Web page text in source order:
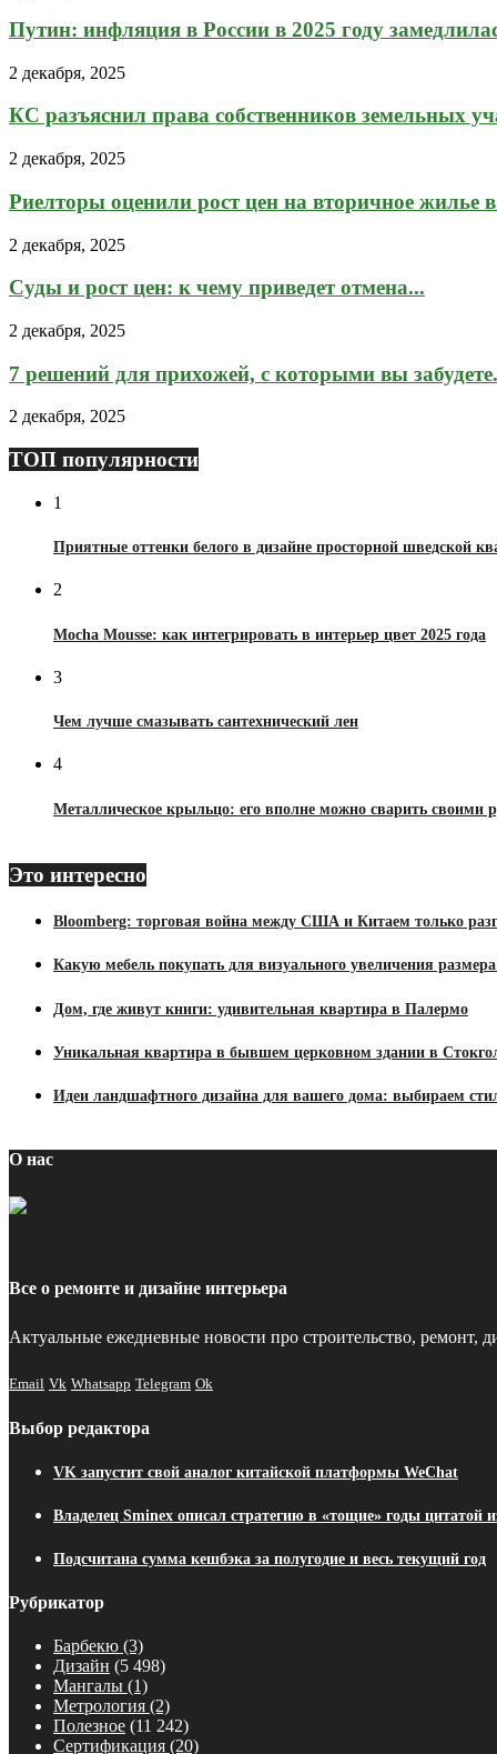
Путин: инфляция в России в 2025 году
2 декабря, 2025
КС разъяснил права собственников земельных
2 декабря, 2025
Риелторы оценили рост цен на вторичное жилье
2 декабря, 2025
Суды и рост цен: к чему приведет отмена...
2 декабря, 2025
7 решений для прихожей, с которыми вы
2 декабря, 2025
ТОП популярности
1
Приятные оттенки белого в дизайне просторной шведской
2
Mocha Mousse: как интегрировать в интерьер цвет 2025 года
3
Чем лучше смазывать сантехнический лен
4
Металлическое крыльцо: его вполне можно сварить своими
Это интересно
Bloomberg: торговая война между США и Китаем только
Какую мебель покупать для визуального увеличения
Дом, где живут книги: удивительная квартира в Палермо
Уникальная квартира в бывшем церковном здании в
Идеи ландшафтного дизайна для вашего дома: выбираем
О нас
Все о ремонте и дизайне интерьера
Актуальные ежедневные новости про строительство, ремонт,
Email Vk Whatsapp Telegram Ok
Выбор редактора
VK запустит свой аналог китайской платформы WeChat
Владелец Sminex описал стратегию в «тощие» годы цитатой
Подсчитана сумма кешбэка за полугодие и весь текущий год
Рубрикатор
Барбекю (3)
Дизайн (5 498)
Мангалы (1)
Метрология (2)
Полезное (11 242)
Сертификация (20)